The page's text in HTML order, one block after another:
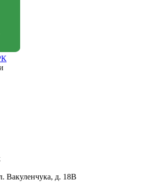
Вакуленчука, д. 18В